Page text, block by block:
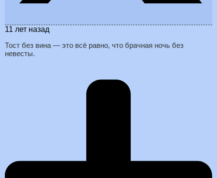
11 лет назад
Тост без вина — это всё равно, что брачная ночь без
невесты.